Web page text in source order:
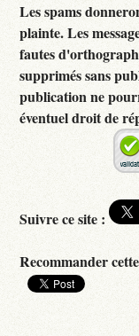
Les spams
plainte. Les
fautes
supprimés sans
publication ne
éventuel droit de
Suivre ce site :
Recommander